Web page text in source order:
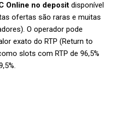
Online no deposit disponível
ofertas são raras e muitas
O operador pode
exato do RTP (Return to
slots com RTP de 96,5%